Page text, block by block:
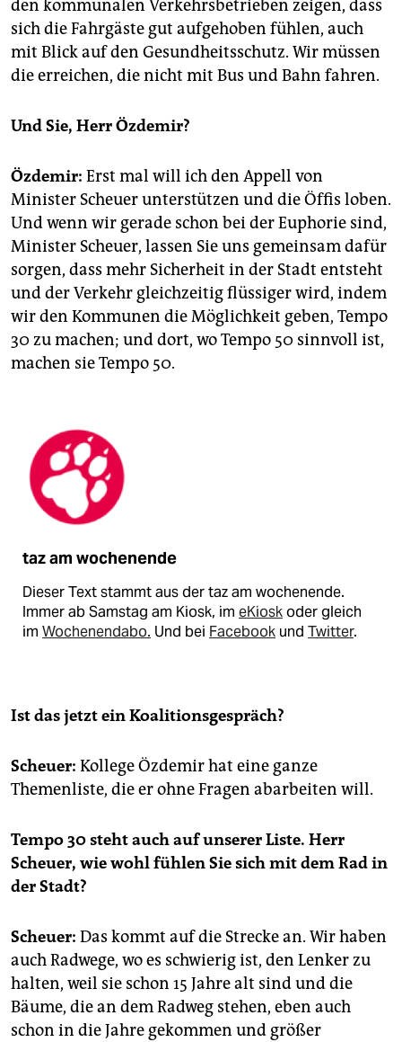
den kommunalen Verkehrsbetrieben zeigen, dass
sich die Fahrgäste gut aufgehoben fühlen, auch
mit Blick auf den Gesundheitsschutz. Wir müssen
die erreichen, die nicht mit Bus und Bahn fahren.
Und Sie, Herr Özdemir?
Özdemir: Erst mal will ich den Appell von
Minister Scheuer unterstützen und die Öffis loben.
Und wenn wir gerade schon bei der Euphorie sind,
Minister Scheuer, lassen Sie uns gemeinsam dafür
sorgen, dass mehr Sicherheit in der Stadt entsteht
und der Verkehr gleichzeitig flüssiger wird, indem
wir den Kommunen die Möglichkeit geben, Tempo
30 zu machen; und dort, wo Tempo 50 sinnvoll ist,
machen sie Tempo 50.
taz am wochenende
Dieser Text stammt aus der taz am wochenende.
Immer ab Samstag am Kiosk, im eKioskoder gleich
im Wochenendabo. Und bei Facebook und Twitter.
Ist das jetzt ein Koalitionsgespräch?
Scheuer: Kollege Özdemir hat eine ganze
Themenliste, die er ohne Fragen abarbeiten will.
Tempo 30 steht auch auf unserer Liste. Herr
Scheuer, wie wohl fühlen Sie sich mit dem Rad in
der Stadt?
Scheuer: Das kommt auf die Strecke an. Wir haben
auch Radwege, wo es ­schwierig ist, den Lenker zu
halten, weil sie schon 15 Jahre alt sind und die
Bäume, die an dem Radweg stehen, eben auch
schon in die Jahre gekommen und größer